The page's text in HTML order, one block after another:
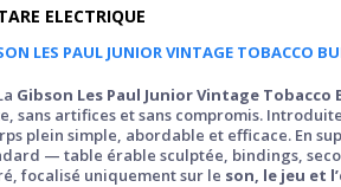
ELECTRIQUE
LES PAUL JUNIOR VINTAGE TOBACCO
Gibson Les Paul Junior Vintage Tobacco
sans artifices et sans compromis.
plein simple, abordable et efficace. En
— table érable sculptée, bindings,
focalisé uniquement sur le son, le jeu et